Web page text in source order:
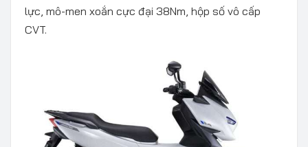
lực, mô-men xoắn cực đại 38Nm, hộp số vô cấp
CVT.